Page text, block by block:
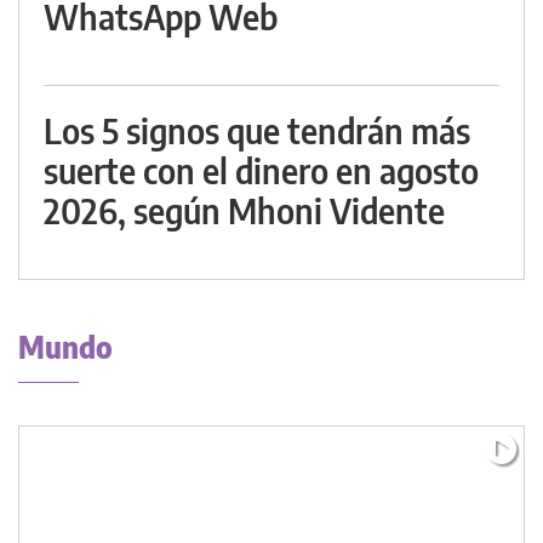
WhatsApp Web
Los 5 signos que tendrán más
suerte con el dinero en agosto
2026, según Mhoni Vidente
Mundo